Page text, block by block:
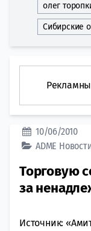
олег
Сибирские
10/06/2010
ADME
Торговую
за
Источник: